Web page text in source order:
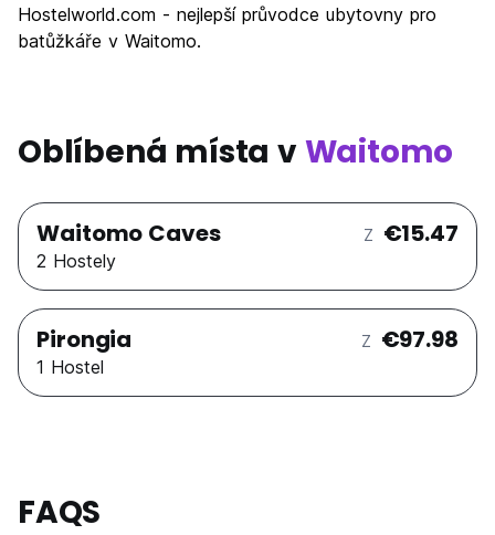
Hostelworld.com - nejlepší průvodce ubytovny pro
batůžkáře v Waitomo.
Oblíbená místa v Waitomo
Waitomo Caves Z €15.47
2 Hostely
Pirongia Z €97.98
1 Hostel
FAQS